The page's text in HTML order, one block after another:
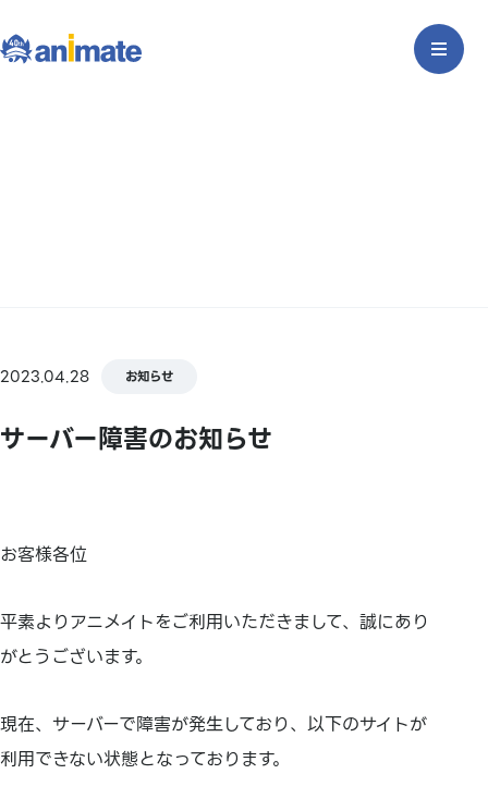
2023.04.28 お知らせ
サーバー障害のお知らせ
お客様各位
平素よりアニメイトをご利用いただきまして、誠にあり
がとうございます。
現在、サーバーで障害が発生しており、以下のサイトが
利用できない状態となっております。